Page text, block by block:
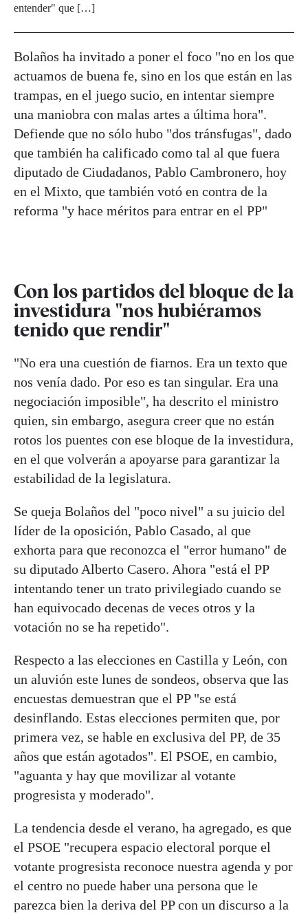
entender" que […]
Bolaños ha invitado a poner el foco "no en los que
actuamos de buena fe, sino en los que están en las
trampas, en el juego sucio, en intentar siempre
una maniobra con malas artes a última hora".
Defiende que no sólo hubo "dos tránsfugas", dado
que también ha calificado como tal al que fuera
diputado de Ciudadanos, Pablo Cambronero, hoy
en el Mixto, que también votó en contra de la
reforma "y hace méritos para entrar en el PP"
Con los partidos del bloque de la
investidura "nos hubiéramos
tenido que rendir"
"No era una cuestión de fiarnos. Era un texto que
nos venía dado. Por eso es tan singular. Era una
negociación imposible", ha descrito el ministro
quien, sin embargo, asegura creer que no están
rotos los puentes con ese bloque de la investidura,
en el que volverán a apoyarse para garantizar la
estabilidad de la legislatura.
Se queja Bolaños del "poco nivel" a su juicio del
líder de la oposición, Pablo Casado, al que
exhorta para que reconozca el "error humano" de
su diputado Alberto Casero. Ahora "está el PP
intentando tener un trato privilegiado cuando se
han equivocado decenas de veces otros y la
votación no se ha repetido".
Respecto a las elecciones en Castilla y León, con
un aluvión este lunes de sondeos, observa que las
encuestas demuestran que el PP "se está
desinflando. Estas elecciones permiten que, por
primera vez, se hable en exclusiva del PP, de 35
años que están agotados". El PSOE, en cambio,
"aguanta y hay que movilizar al votante
progresista y moderado".
La tendencia desde el verano, ha agregado, es que
el PSOE "recupera espacio electoral porque el
votante progresista reconoce nuestra agenda y por
el centro no puede haber una persona que le
parezca bien la deriva del PP con un discurso a la